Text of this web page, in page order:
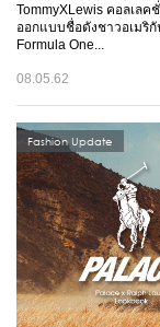
TommyXLewis คอลเลค
ออกแบบชื่อดังชาวอเมริ
Formula One...
08.05.62
Fashion Update